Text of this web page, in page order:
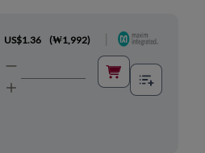
US$1.36 (₩1,992)